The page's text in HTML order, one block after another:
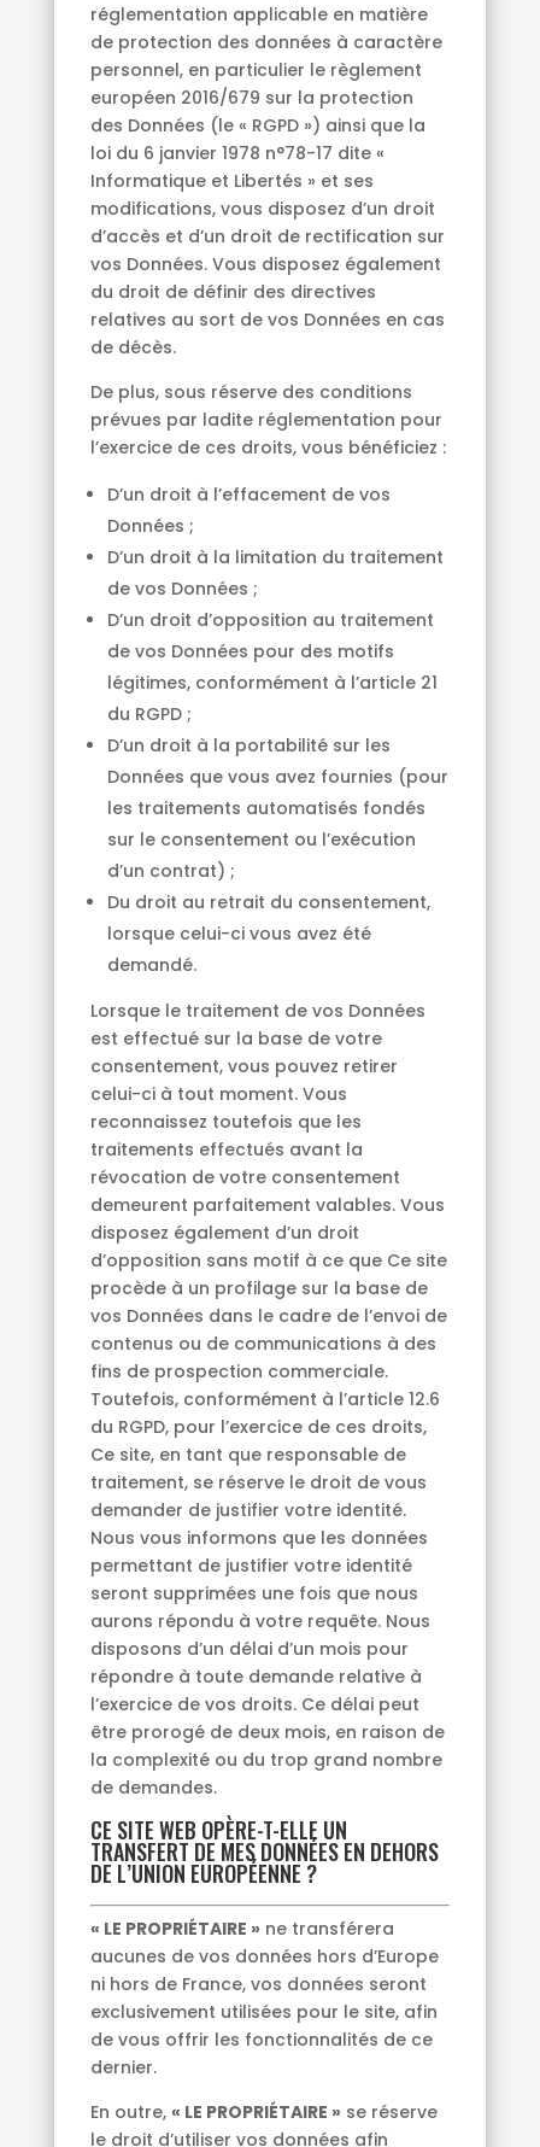
réglementation applicable en matière
de protection des données à caractère
personnel, en particulier le règlement
européen 2016/679 sur la protection
des Données (le « RGPD ») ainsi que la
loi du 6 janvier 1978 n°78-17 dite «
Informatique et Libertés » et ses
modifications, vous disposez d’un droit
d’accès et d’un droit de rectification sur
vos Données. Vous disposez également
du droit de définir des directives
relatives au sort de vos Données en cas
de décès.
De plus, sous réserve des conditions
prévues par ladite réglementation pour
l’exercice de ces droits, vous bénéficiez :
D’un droit à l’effacement de vos
Données ;
D’un droit à la limitation du traitement
de vos Données ;
D’un droit d’opposition au traitement
de vos Données pour des motifs
légitimes, conformément à l’article 21
du RGPD ;
D’un droit à la portabilité sur les
Données que vous avez fournies (pour
les traitements automatisés fondés
sur le consentement ou l’exécution
d’un contrat) ;
Du droit au retrait du consentement,
lorsque celui-ci vous avez été
demandé.
Lorsque le traitement de vos Données
est effectué sur la base de votre
consentement, vous pouvez retirer
celui-ci à tout moment. Vous
reconnaissez toutefois que les
traitements effectués avant la
révocation de votre consentement
demeurent parfaitement valables. Vous
disposez également d’un droit
d’opposition sans motif à ce que Ce site
procède à un profilage sur la base de
vos Données dans le cadre de l’envoi de
contenus ou de communications à des
fins de prospection commerciale.
Toutefois, conformément à l’article 12.6
du RGPD, pour l’exercice de ces droits,
Ce site, en tant que responsable de
traitement, se réserve le droit de vous
demander de justifier votre identité.
Nous vous informons que les données
permettant de justifier votre identité
seront supprimées une fois que nous
aurons répondu à votre requête. Nous
disposons d’un délai d’un mois pour
répondre à toute demande relative à
l’exercice de vos droits. Ce délai peut
être prorogé de deux mois, en raison de
la complexité ou du trop grand nombre
de demandes.
CE SITE WEB OPÈRE-T-ELLE UN
TRANSFERT DE MES DONNÉES EN DEHORS
DE L’UNION EUROPÉENNE ?
« LE PROPRIÉTAIRE » ne transférera
aucunes de vos données hors d’Europe
ni hors de France, vos données seront
exclusivement utilisées pour le site, afin
de vous offrir les fonctionnalités de ce
dernier.
En outre, « LE PROPRIÉTAIRE » se réserve
le droit d’utiliser vos données afin